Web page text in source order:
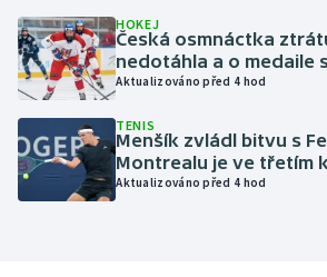
Motorsport
Olympijské hry
Parasport
Plavání
HOKEJ
Česká osmnáctka
nedotáhla a o medaile
Aktualizováno před 4 hod
TENIS
Menšík zvládl bitvu s
Montrealu je ve třetím
Aktualizováno před 4 hod